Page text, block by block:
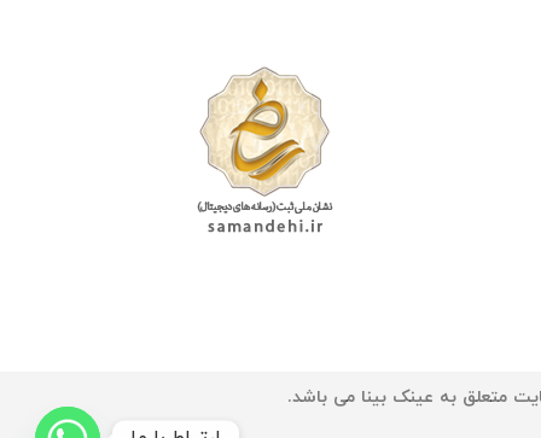
متعلق به عینک بینا می باشد.